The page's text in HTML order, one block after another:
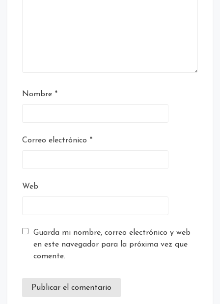
Nombre *
Correo electrónico *
Web
Guarda mi nombre, correo electrónico y web
en este navegador para la próxima vez que
comente.